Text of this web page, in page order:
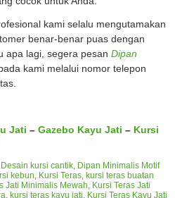
kami selalu mengutamakan
benar-benar puas dengan
apa lagi, segera pesan Dipan
kami melalui nomor telepon
Jati – Gazebo Kayu Jati – Kursi
Desain kursi cantik Dipan Minimalis Motif
kebun Kursi Teras kursi teras buatan
Jati Minimalis Mewah Kursi Teras Jati
kursi teras kayu jati Kursi Teras Kayu Jati